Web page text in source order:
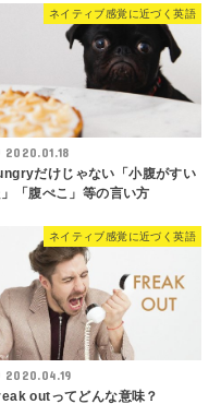
ネイティブ感覚に近づく英語
2020.01.18
だけじゃない「小腹がすい
「腹ぺこ」等の言い方
ネイティブ感覚に近づく英語
2020.04.19
outってどんな意味？